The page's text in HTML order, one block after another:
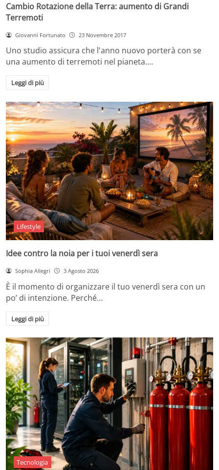
Cambio Rotazione della Terra: aumento di Grandi
Terremoti
Giovanni Fortunato 23 Novembre 2017
Uno studio assicura che l'anno nuovo porterà con se
una aumento di terremoti nel pianeta.…
Leggi di più
Lifestyle
Idee contro la noia per i tuoi venerdì sera
Sophia Allegri 3 Agosto 2026
È il momento di organizzare il tuo venerdì sera con un
po’ di intenzione. Perché…
Leggi di più
Tecnologia